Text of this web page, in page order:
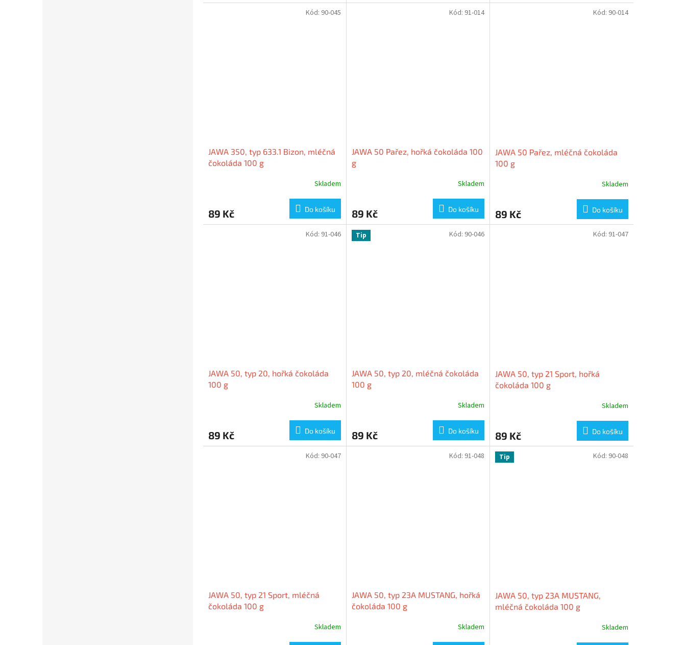
JAWA 350, typ 633.1 Bizon, mléčná
čokoláda 100 g
Skladem
89 Kč Do košíku
Kód: 90-045
JAWA 50 Pařez, hořká čokoláda 100
g
Skladem
89 Kč Do košíku
Kód: 91-014
JAWA 50 Pařez, mléčná čokoláda
100 g
Skladem
89 Kč Do košíku
Kód: 90-014
JAWA 50, typ 20, hořká čokoláda
100 g
Skladem
89 Kč Do košíku
Kód: 91-046 Tip
JAWA 50, typ 20, mléčná čokoláda
100 g
Skladem
89 Kč Do košíku
Kód: 90-046
JAWA 50, typ 21 Sport, hořká
čokoláda 100 g
Skladem
89 Kč Do košíku
Kód: 91-047
JAWA 50, typ 21 Sport, mléčná
čokoláda 100 g
Skladem
Kód: 90-047
JAWA 50, typ 23A MUSTANG, hořká
čokoláda 100 g
Skladem
Kód: 91-048 Tip
JAWA 50, typ 23A MUSTANG,
mléčná čokoláda 100 g
Skladem
Kód: 90-048